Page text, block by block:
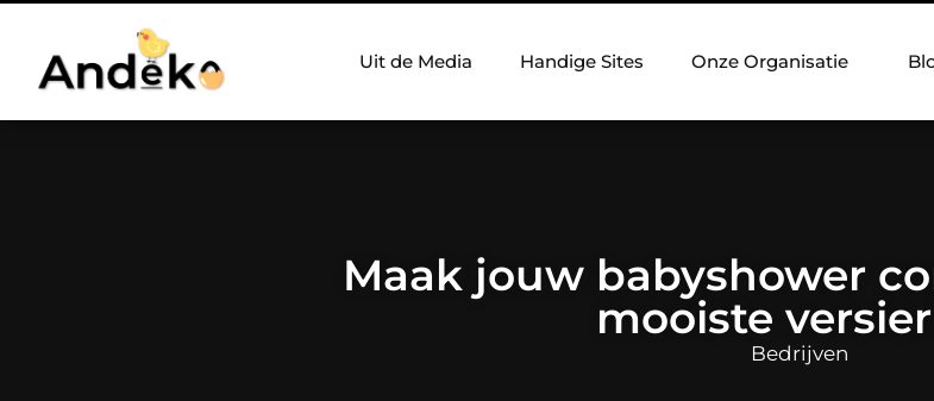
Uit de Media Handige Sites Onze Organisatie
Maak jouw babyshower
mooiste
Bedrijven